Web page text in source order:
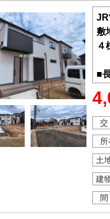
JR
敷
４
■
■
■
■
■
■
土
建